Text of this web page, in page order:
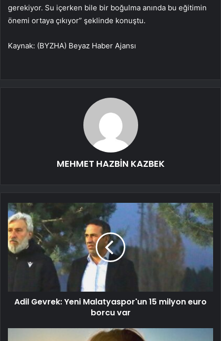
gerekiyor. Su içerken bile bir boğulma anında bu eğitimin
önemi ortaya çıkıyor” şeklinde konuştu.
Kaynak: (BYZHA) Beyaz Haber Ajansı
MEHMET HAZBİN KAZBEK
Adil Gevrek: Yeni Malatyaspor'un 15 milyon euro
borcu var